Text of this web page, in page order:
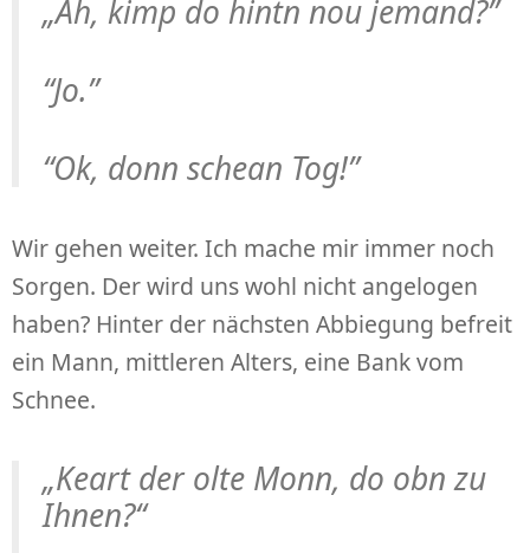
„Ah, kimp do hintn nou jemand?”
“Jo.”
“Ok, donn schean Tog!”
Wir gehen weiter. Ich mache mir immer noch
Sorgen. Der wird uns wohl nicht angelogen
haben? Hinter der nächsten Abbiegung befreit
ein Mann, mittleren Alters, eine Bank vom
Schnee.
„Keart der olte Monn, do obn zu
Ihnen?“